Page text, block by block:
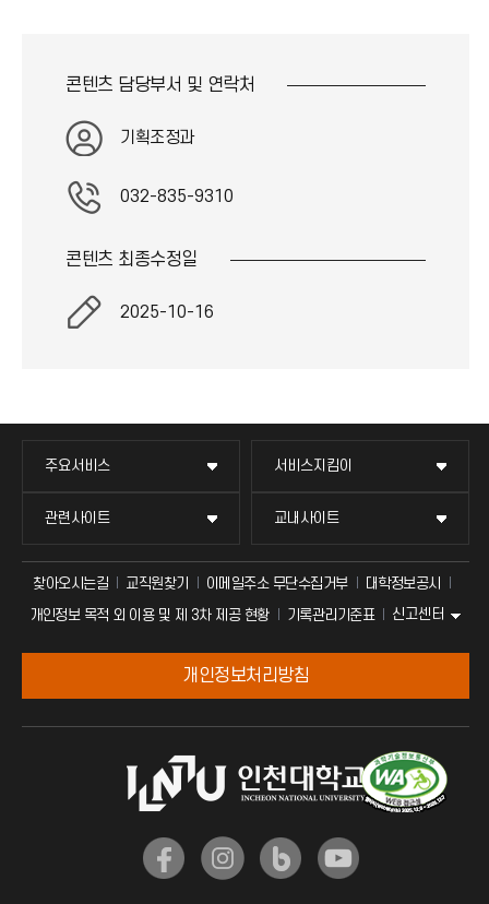
콘텐츠 담당부서 및 연락처
기획조정과
032-835-9310
콘텐츠 최종수정일
2025-10-16
주요서비스 서비스지킴이
관련사이트 교내사이트
찾아오시는길 교직원찾기 이메일주소 무단수집거부
대학정보공시
개인정보 목적 외 이용 및 제 3차 제공 현황
기록관리기준표 신고센터
개인정보처리방침